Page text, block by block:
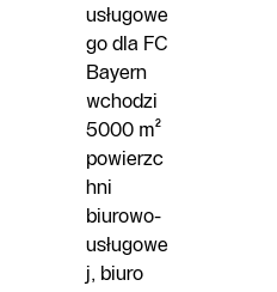
usługowe
go dla FC
Bayern
wchodzi
5000 m²
powierzc
hni
biurowo-
usługowe
j, biuro